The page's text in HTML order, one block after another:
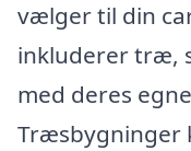
vælger til din
inkluderer træ,
med deres
Træsbygninger